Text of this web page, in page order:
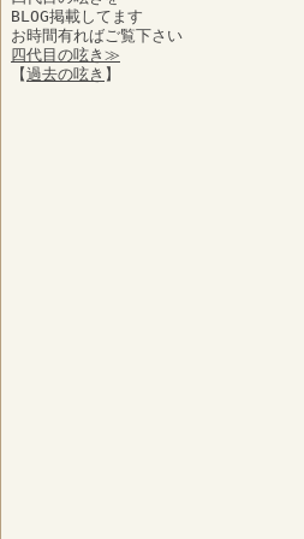
BLOG掲載してます
お時間有ればご覧下さい
四代目の呟き≫
【過去の呟き 】